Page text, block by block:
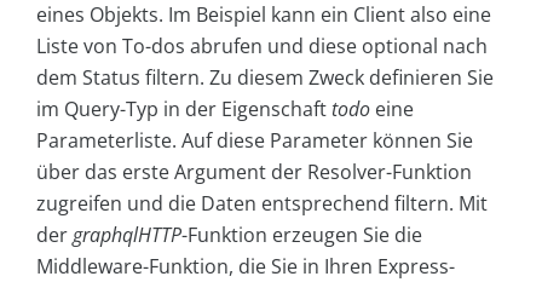
eines Objekts. Im Beispiel kann ein Client also eine
Liste von To-dos abrufen und diese optional nach
dem Status filtern. Zu diesem Zweck definieren Sie
im Query-Typ in der Eigenschafttodo eine
Parameterliste. Auf diese Parameter können Sie
über das erste Argument der Resolver-Funktion
zugreifen und die Daten entsprechend filtern. Mit
dergraphqlHTTP-Funktion erzeugen Sie die
Middleware-Funktion, die Sie in Ihren Express-